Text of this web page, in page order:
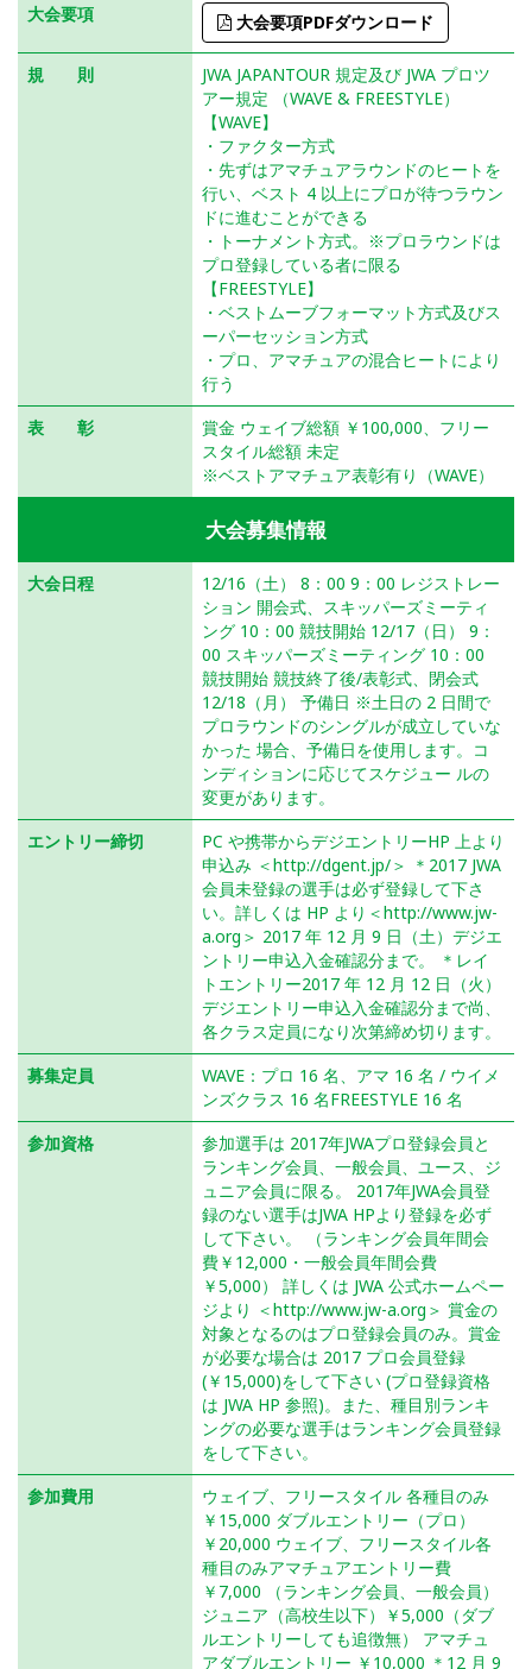
大会要項
大会要項PDFダウンロード
規 則
JWA JAPANTOUR 規定及び JWA プロツ
アー規定 （WAVE & FREESTYLE）
【WAVE】
・ファクター方式
・先ずはアマチュアラウンドのヒートを
行い、ベスト 4 以上にプロが待つラウン
ドに進むことができる
・トーナメント方式。※プロラウンドは
プロ登録している者に限る
【FREESTYLE】
・ベストムーブフォーマット方式及びス
ーパーセッション方式
・プロ、アマチュアの混合ヒートにより
行う
表 彰
賞金 ウェイブ総額 ￥100,000、フリー
スタイル総額 未定
※ベストアマチュア表彰有り（WAVE）
大会募集情報
大会日程
12/16（土） 8：00 9：00 レジストレー
ション 開会式、スキッパーズミーティ
ング 10：00 競技開始 12/17（日） 9：
00 スキッパーズミーティング 10：00
競技開始 競技終了後/表彰式、閉会式
12/18（月） 予備日 ※土日の 2 日間で
プロラウンドのシングルが成立していな
かった 場合、予備日を使用します。コ
ンディションに応じてスケジュー ルの
変更があります。
エントリー締切
PC や携帯からデジエントリーHP 上より
申込み ＜http://dgent.jp/＞ ＊2017 JWA
会員未登録の選手は必ず登録して下さ
い。詳しくは HP より＜http://www.jw-
a.org＞ 2017 年 12 月 9 日（土）デジエ
ントリー申込入金確認分まで。 ＊レイ
トエントリー2017 年 12 月 12 日（火）
デジエントリー申込入金確認分まで尚、
各クラス定員になり次第締め切ります。
募集定員
WAVE：プロ 16 名、アマ 16 名 / ウイメ
ンズクラス 16 名FREESTYLE 16 名
参加資格
参加選手は 2017年JWAプロ登録会員と
ランキング会員、一般会員、ユース、ジ
ュニア会員に限る。 2017年JWA会員登
録のない選手はJWA HPより登録を必ず
して下さい。 （ランキング会員年間会
費￥12,000・一般会員年間会費
￥5,000） 詳しくは JWA 公式ホームペー
ジより ＜http://www.jw-a.org＞ 賞金の
対象となるのはプロ登録会員のみ。賞金
が必要な場合は 2017 プロ会員登録
(￥15,000)をして下さい (プロ登録資格
は JWA HP 参照)。また、種目別ランキ
ングの必要な選手はランキング会員登録
をして下さい。
参加費用
ウェイブ、フリースタイル 各種目のみ
￥15,000 ダブルエントリー（プロ）
￥20,000 ウェイブ、フリースタイル各
種目のみアマチュアエントリー費
￥7,000 （ランキング会員、一般会員）
ジュニア（高校生以下）￥5,000（ダブ
ルエントリーしても追徴無） アマチュ
アダブルエントリー ￥10,000 ＊12 月 9